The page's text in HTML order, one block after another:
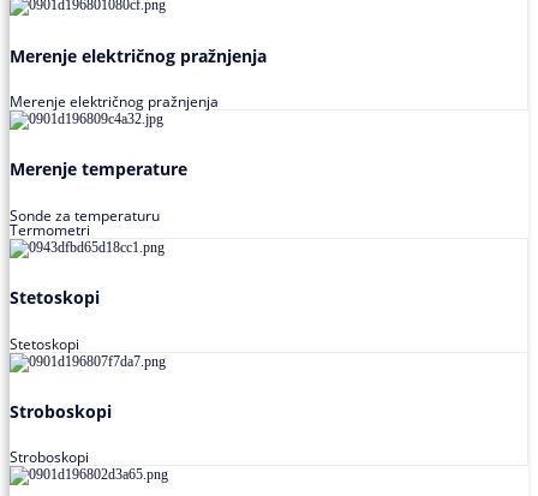
Merenje električnog pražnjenja
Merenje električnog pražnjenja
Merenje temperature
Sonde za temperaturu
Termometri
Stetoskopi
Stetoskopi
Stroboskopi
Stroboskopi